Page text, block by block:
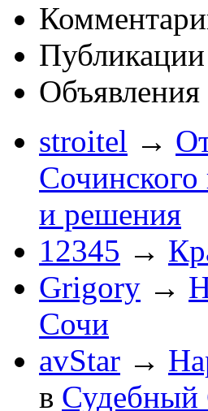
Публикации
Объявления
stroitel →
Сочинского
и решения
12345 →
Grigory →
Сочи
avStar →
в Судебный